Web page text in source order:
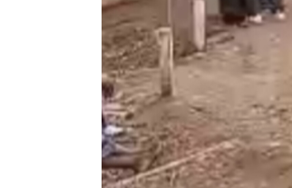
Rendez-vous le 10